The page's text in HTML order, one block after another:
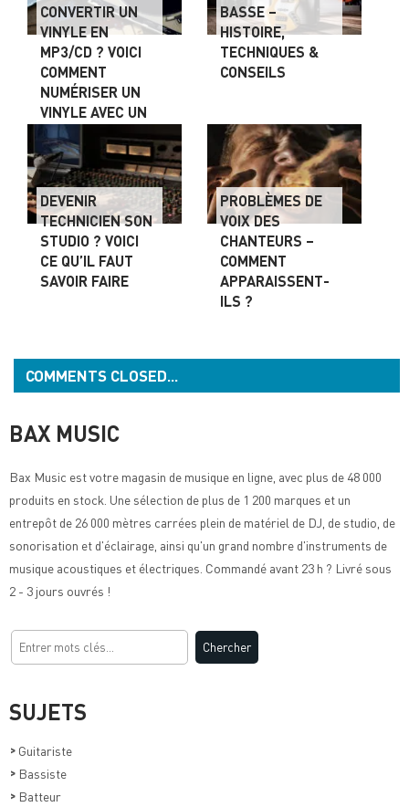
CONVERTIR UN
VINYLE EN
MP3/CD ? VOICI
COMMENT
NUMÉRISER UN
VINYLE AVEC UN
BASSE –
HISTOIRE,
TECHNIQUES &
CONSEILS
DEVENIR
TECHNICIEN SON
STUDIO ? VOICI
CE QU’IL FAUT
SAVOIR FAIRE
PROBLÈMES DE
VOIX DES
CHANTEURS –
COMMENT
APPARAISSENT-
ILS ?
COMMENTS CLOSED...
BAX MUSIC
Bax Music est votre magasin de musique en ligne, avec plus de 48 000
produits en stock. Une sélection de plus de 1 200 marques et un
entrepôt de 26 000 mètres carrées plein de matériel de DJ, de studio, de
sonorisation et d'éclairage, ainsi qu'un grand nombre d'instruments de
musique acoustiques et électriques. Commandé avant 23 h ? Livré sous
2 - 3 jours ouvrés !
SUJETS
> Guitariste
> Bassiste
> Batteur